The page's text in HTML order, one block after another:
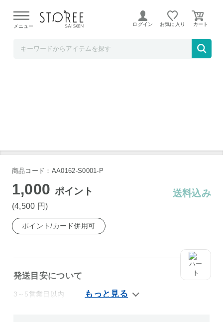
よる配送遅延が発生しております。
メニュー ログイン お気に入り
白百合醸造 勝沼甲州 720ml
商品コード：AA0162-S0001-P
1,000 ポイント
(4,500 円)
送料込み
ポイント/カード併用可
発送目安について
3～5営業日以内